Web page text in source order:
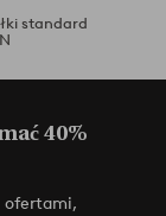
standard
40%
ofertami,